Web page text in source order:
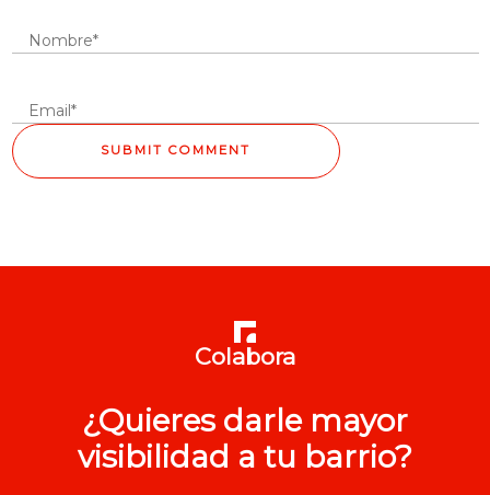
Colabora
¿Quieres darle mayor
visibilidad a tu barrio?